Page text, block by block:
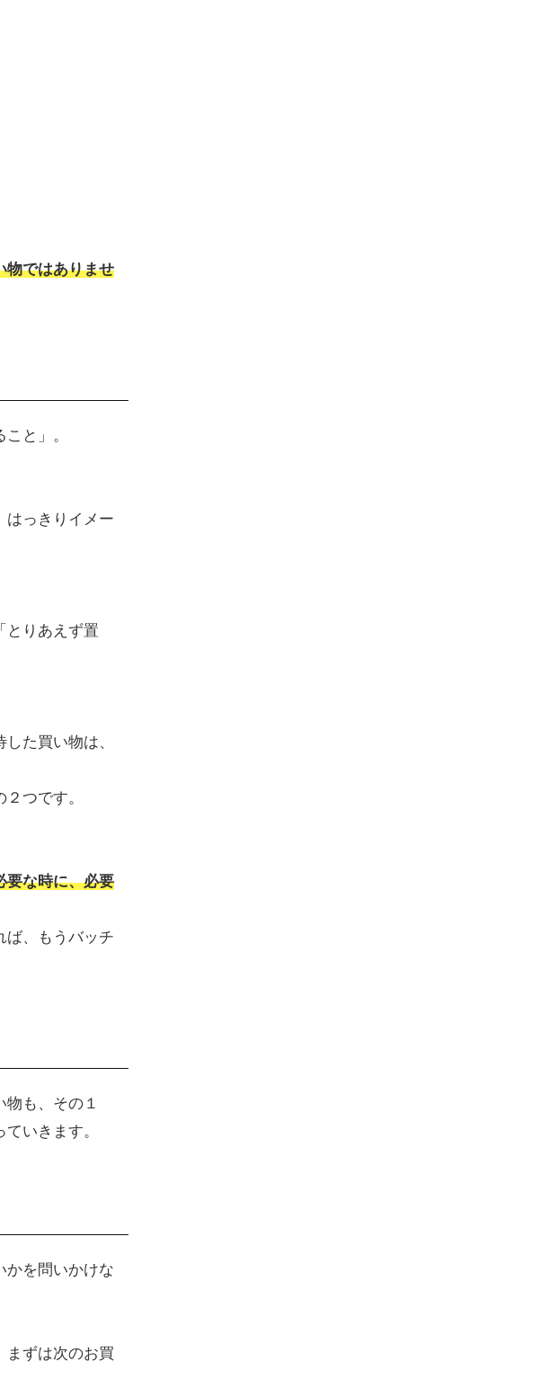
物ではありませ
と」。
はっきりイメー
とりあえず置
た買い物は、
２つです。
要な時に、必要
ば、もうバッチ
も、その１
いきます。
かを問いかけな
まずは次のお買